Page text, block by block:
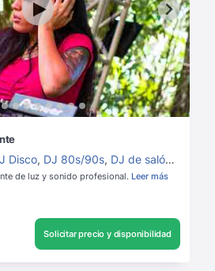
Disco, DJ 80s/90s, DJ de salón ,
de luz y sonido profesional. Leer más
Solicitar precio y disponibilidad